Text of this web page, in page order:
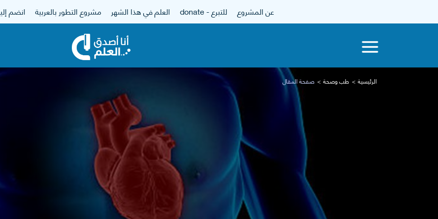
عن المشروع للتبرع - donate العلم في هذا الشهر مشروع التطور بالعربية انضم
الرئيسية طب وصحة صفحة المقال